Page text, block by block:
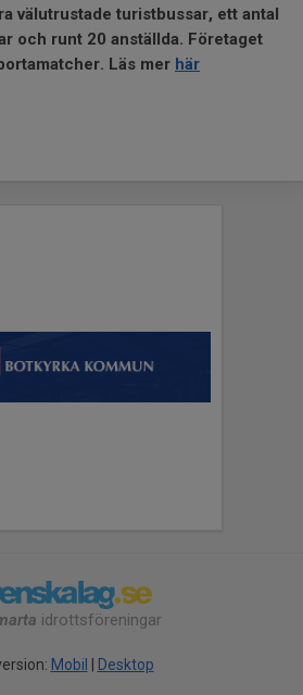
välutrustade turistbussar, ett antal
och runt 20 anställda. Företaget
Läs mer här
idrottsföreningar
Mobil Desktop